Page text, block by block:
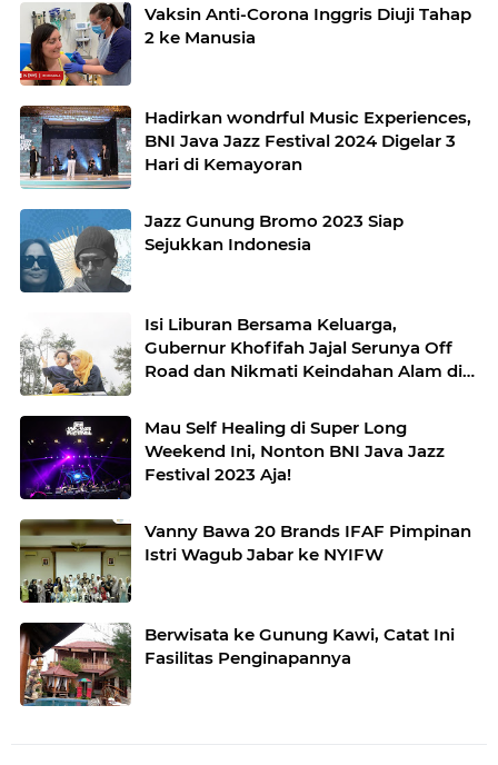
Vaksin Anti-Corona Inggris Diuji Tahap
2 ke Manusia
Hadirkan wondrful Music Experiences,
BNI Java Jazz Festival 2024 Digelar 3
Hari di Kemayoran
Jazz Gunung Bromo 2023 Siap
Sejukkan Indonesia
Isi Liburan Bersama Keluarga,
Gubernur Khofifah Jajal Serunya Off
Road dan Nikmati Keindahan Alam di
Mau Self Healing di Super Long
Weekend Ini, Nonton BNI Java Jazz
Festival 2023 Aja!
Vanny Bawa 20 Brands IFAF Pimpinan
Istri Wagub Jabar ke NYIFW
Berwisata ke Gunung Kawi, Catat Ini
Fasilitas Penginapannya